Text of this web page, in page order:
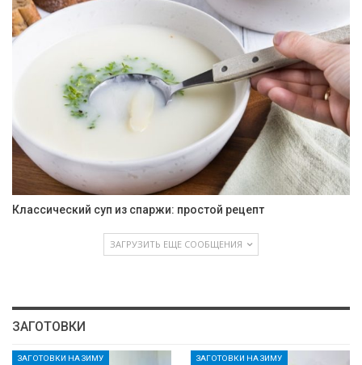
Классический суп из спаржи: простой рецепт
ЗАГРУЗИТЬ ЕЩЕ СООБЩЕНИЯ
ЗАГОТОВКИ
ЗАГОТОВКИ НА ЗИМУ ЗАГОТОВКИ НА ЗИМУ